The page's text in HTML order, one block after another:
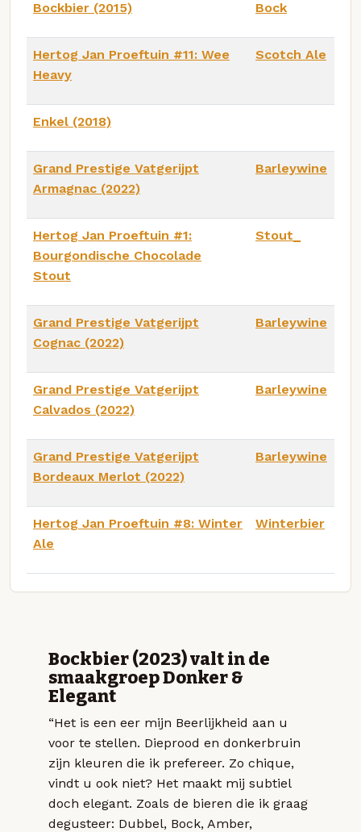
Bockbier (2015) Bock
Hertog Jan Proeftuin #11: Wee
Heavy
Scotch Ale
Enkel (2018)
Grand Prestige Vatgerijpt
Armagnac (2022)
Barleywine
Hertog Jan Proeftuin #1:
Bourgondische Chocolade
Stout
Stout_
Grand Prestige Vatgerijpt
Cognac (2022)
Barleywine
Grand Prestige Vatgerijpt
Calvados (2022)
Barleywine
Grand Prestige Vatgerijpt
Bordeaux Merlot (2022)
Barleywine
Hertog Jan Proeftuin #8: Winter
Ale
Winterbier
Bockbier (2023) valt in de
smaakgroep Donker &
Elegant
“Het is een eer mijn Beerlijkheid aan u
voor te stellen. Dieprood en donkerbruin
zijn kleuren die ik prefereer. Zo chique,
vindt u ook niet? Het maakt mij subtiel
doch elegant. Zoals de bieren die ik graag
degusteer: Dubbel, Bock, Amber,